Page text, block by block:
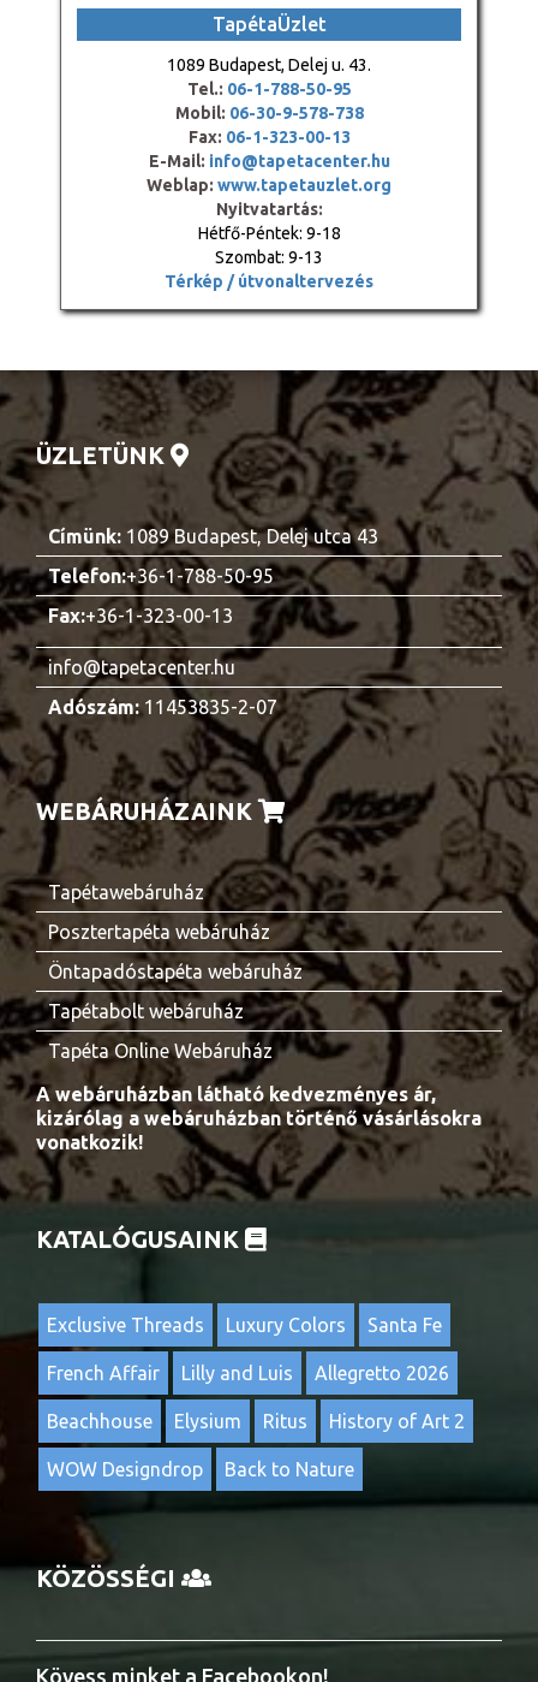
TapétaÜzlet
1089 Budapest, Delej u. 43.
Tel.: 06-1-788-50-95
Mobil: 06-30-9-578-738
Fax: 06-1-323-00-13
E-Mail: info@tapetacenter.hu
Weblap: www.tapetauzlet.org
Nyitvatartás:
Hétfő-Péntek: 9-18
Szombat: 9-13
Térkép / útvonaltervezés
ÜZLETÜNK
Címünk: 1089 Budapest, Delej utca 43
Telefon:+36-1-788-50-95
Fax:+36-1-323-00-13
info@tapetacenter.hu
Adószám:11453835-2-07
WEBÁRUHÁZAINK
Tapétawebáruház
Posztertapéta webáruház
Öntapadóstapéta webáruház
Tapétabolt webáruház
Tapéta Online Webáruház
A webáruházban látható kedvezményes ár,
kizárólag a webáruházban történő vásárlásokra
vonatkozik!
KATALÓGUSAINK
Exclusive Threads Luxury Colors Santa Fe
French Affair Lilly and Luis Allegretto 2026
Beachhouse Elysium Ritus History of Art 2
WOW Designdrop Back to Nature
KÖZÖSSÉGI
Kövess minket a Facebookon!